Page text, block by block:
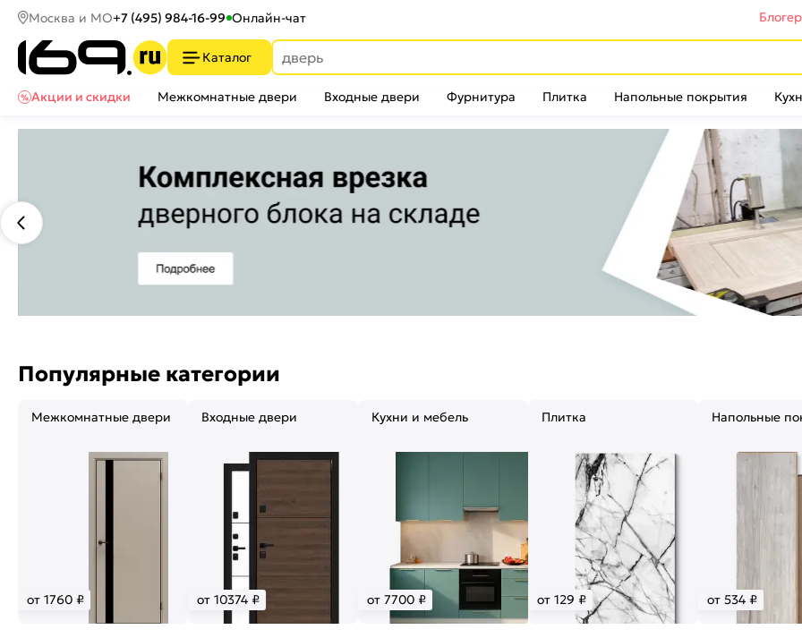
Москва и МО+7 (495) 984-16-99 Онлайн-чат
Каталог
Акции и скидки
Межкомнатные двери Входные двери Фурнитура Плитка Напольные покрытия
Популярные категории
Межкомнатные двери
от 1760 ₽
Входные двери
от 10374 ₽
Кухни и мебель
от 7700 ₽
Плитка
от 129 ₽
Напольные
от 534 ₽